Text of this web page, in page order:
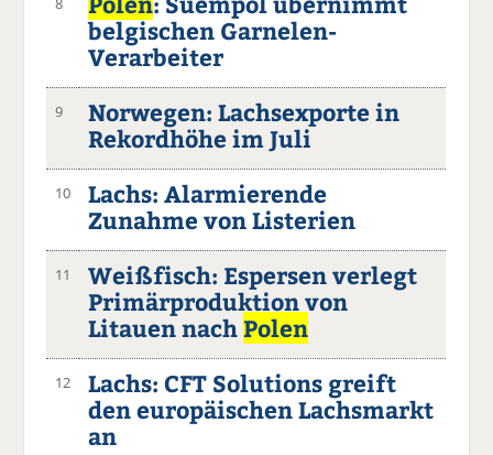
belgischen Garnelen-
Verarbeiter
9
Norwegen: Lachsexporte in
Rekordhöhe im Juli
10
Lachs: Alarmierende
Zunahme von Listerien
11
Weißfisch: Espersen verlegt
Primärproduktion von
Litauen nachPolen
12
Lachs: CFT Solutions greift
den europäischen Lachsmarkt
an